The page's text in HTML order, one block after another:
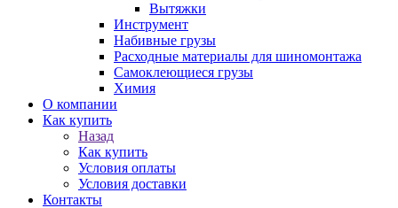
Вытяжки
Инструмент
Набивные грузы
Расходные материалы для шиномонтажа
Самоклеющиеся грузы
Химия
О компании
Как купить
Назад
Как купить
Условия оплаты
Условия доставки
Контакты